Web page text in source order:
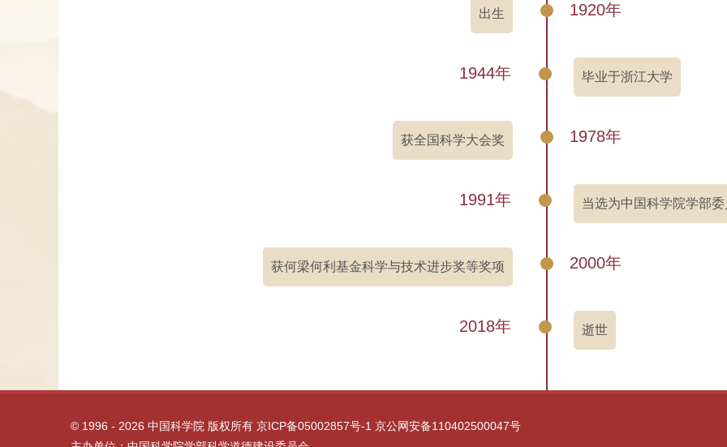
出生 1920年
1944年 毕业于浙江大学
获全国科学大会奖 1978年
1991年 当选为中国科学院学部
获何梁何利基金科学与技术进步奖等奖项 2000年
2018年 逝世
© 1996 - 2026 中国科学院 版权所有 京ICP备05002857号-1 京公网安备110402500047号